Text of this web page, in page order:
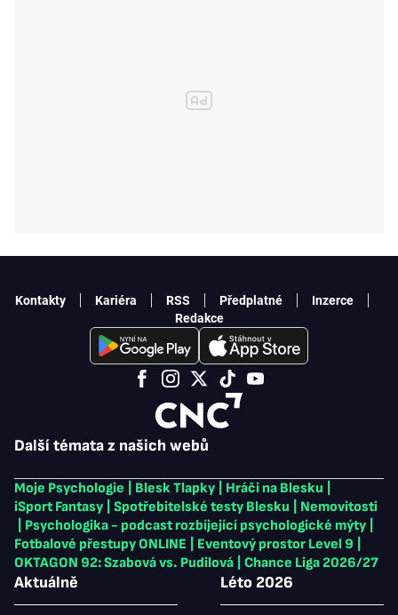
Další témata z našich webů
Moje Psychologie Blesk Tlapky Hráči na Blesku
iSport Fantasy
Spotřebitelské testy Blesku
Nemovitosti
Psychologika - podcast rozbíjející psychologické mýty
Fotbalové přestupy ONLINE
Eventový prostor Level 9
OKTAGON 92: Szabová vs. Pudilová
Chance Liga 2026/27
Aktuálně Léto 2026
Kontakty Kariéra RSS Předplatné
Inzerce
Redakce